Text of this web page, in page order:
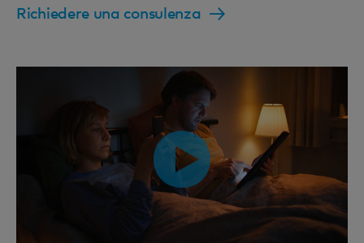
Richiedere una consulenza